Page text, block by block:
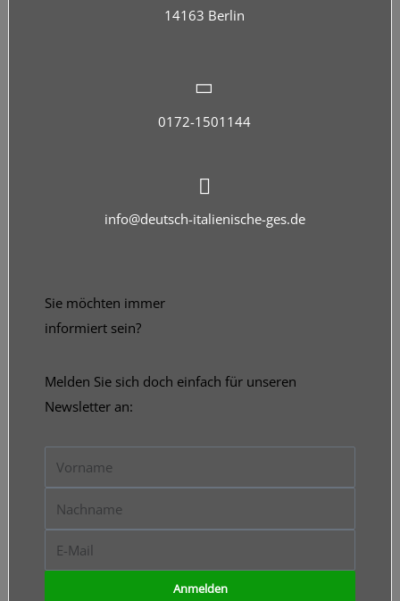
14163 Berlin
0172-1501144
info@deutsch-italienische-ges.de
Sie möchten immer
informiert sein?
Melden Sie sich doch einfach für unseren
Newsletter an:
Nachname
Mail
Anmelden